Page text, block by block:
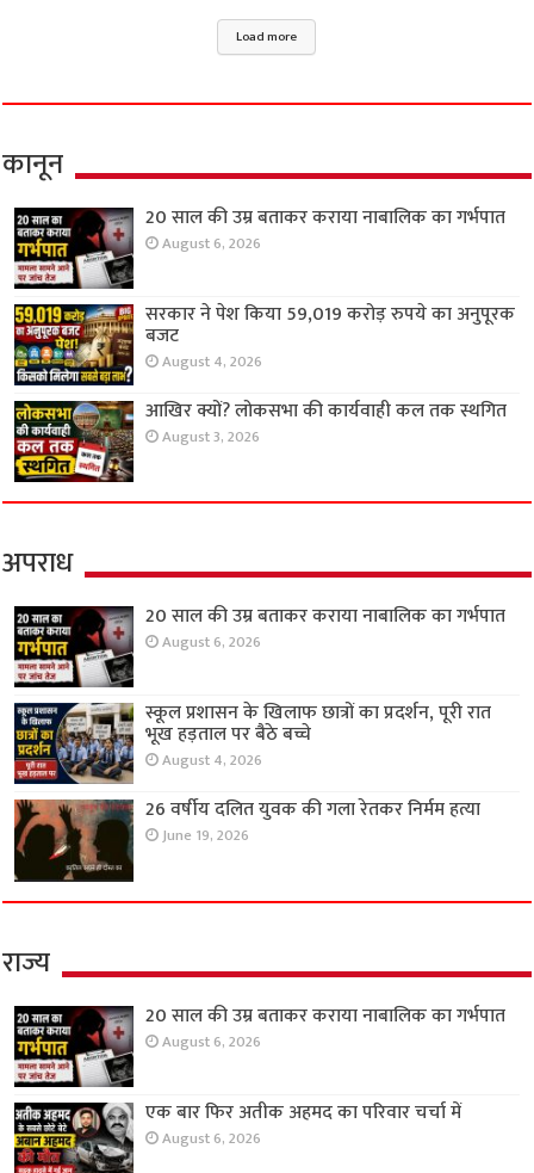
Load more
कानून
20 साल की उम्र बताकर कराया नाबालिक का गर्भपात
August 6, 2026
सरकार ने पेश किया 59,019 करोड़ रुपये का अनुपूरक
बजट
August 4, 2026
आखिर क्यों? लोकसभा की कार्यवाही कल तक स्थगित
August 3, 2026
अपराध
20 साल की उम्र बताकर कराया नाबालिक का गर्भपात
August 6, 2026
स्कूल प्रशासन के खिलाफ छात्रों का प्रदर्शन, पूरी रात
भूख हड़ताल पर बैठे बच्चे
August 4, 2026
26 वर्षीय दलित युवक की गला रेतकर निर्मम हत्या
June 19, 2026
राज्य
20 साल की उम्र बताकर कराया नाबालिक का गर्भपात
August 6, 2026
एक बार फिर अतीक अहमद का परिवार चर्चा में
August 6, 2026